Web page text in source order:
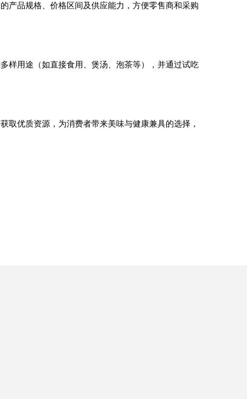
产品规格、价格区间及供应能力，方便零售商和采购
样用途（如直接食用、煲汤、泡茶等），并通过试吃
取优质资源，为消费者带来美味与健康兼具的选择，